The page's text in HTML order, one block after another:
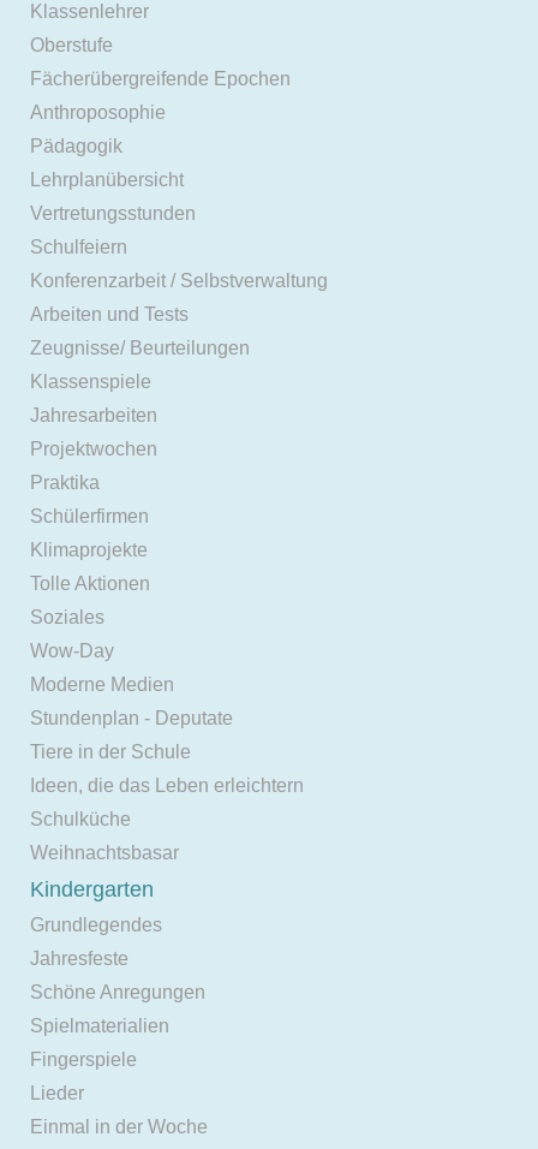
Klassenlehrer
Oberstufe
Fächerübergreifende Epochen
Anthroposophie
Pädagogik
Lehrplanübersicht
Vertretungsstunden
Schulfeiern
Konferenzarbeit / Selbstverwaltung
Arbeiten und Tests
Zeugnisse/ Beurteilungen
Klassenspiele
Jahresarbeiten
Projektwochen
Praktika
Schülerfirmen
Klimaprojekte
Tolle Aktionen
Soziales
Wow-Day
Moderne Medien
Stundenplan - Deputate
Tiere in der Schule
Ideen, die das Leben erleichtern
Schulküche
Weihnachtsbasar
Kindergarten
Grundlegendes
Jahresfeste
Schöne Anregungen
Spielmaterialien
Fingerspiele
Lieder
Einmal in der Woche